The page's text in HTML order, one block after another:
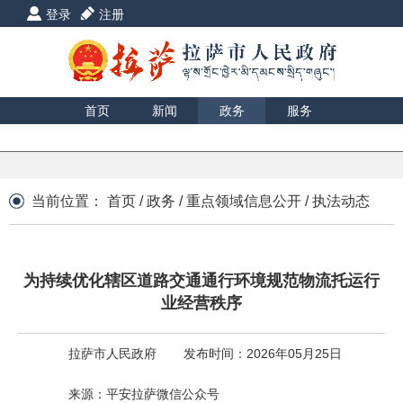
登录 注册
首页 新闻 政务
服务
当前位置： 首页 /政务 /重点领域信息公开 /执法动态
为持续优化辖区道路交通通行环境规范物流托运行
业经营秩序
拉萨市人民政府 发布时间：2026年05月25日
来源：平安拉萨微信公众号